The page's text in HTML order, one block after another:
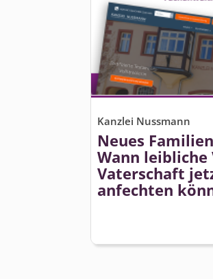
Kanzlei Nussmann
Neues
Wann leibliche
Vaterschaft
anfechten